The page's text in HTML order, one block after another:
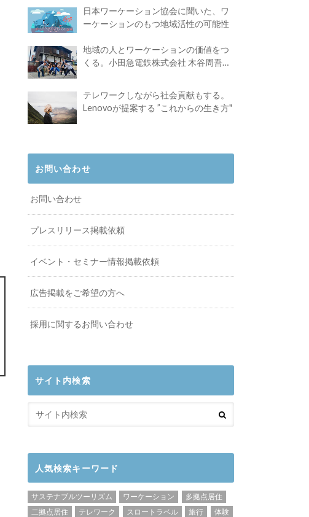
日本ワーケーション協会に聞いた、ワ
ーケーションのもつ地域活性の可能性
地域の人とワーケーションの価値をつ
くる。小田急電鉄株式会社 木谷周吾さ
テレワークしながら社会貢献もする。
Lenovoが提案する ”これからの生き方"
お問い合わせ
お問い合わせ
プレスリリース掲載依頼
イベント・セミナー情報掲載依頼
広告掲載をご希望の方へ
採用に関するお問い合わせ
サイト内検索
人気検索キーワード
サステナブルツーリズム ワーケーション
多拠点居住
二拠点居住
テレワーク スロートラベル 旅行
体験